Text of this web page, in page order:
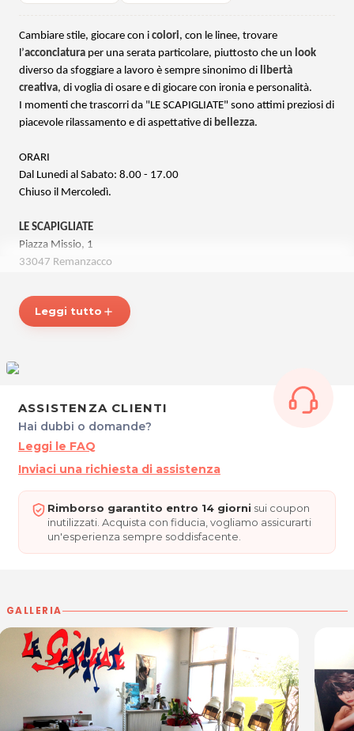
Cambiare stile, giocare con i colori, con le linee, trovare
l’acconciatura per una serata particolare, piuttosto che un look
diverso da sfoggiare a lavoro è sempre sinonimo di libertà
creativa, di voglia di osare e di giocare con ironia e personalità.
I momenti che trascorri da "LE SCAPIGLIATE" sono attimi preziosi di
piacevole rilassamento e di aspettative di bellezza.
ORARI
Dal Lunedi al Sabato: 8.00 - 17.00
Chiuso il Mercoledì.
LE SCAPIGLIATE
Piazza Missio, 1
33047 Remanzacco
Cel. 3427727332
Leggi tutto add
ASSISTENZA CLIENTI
Hai dubbi o domande?
Leggi le FAQ
Inviaci una richiesta di assistenza
Rimborso garantito entro 14 giorni sui coupon
inutilizzati. Acquista con fiducia, vogliamo assicurarti
un'esperienza sempre soddisfacente.
GALLERIA